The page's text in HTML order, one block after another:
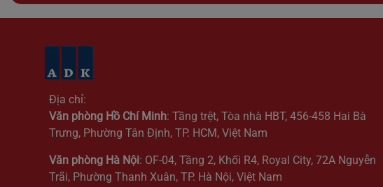
Địa chỉ:
Văn phòng Hồ Chí Minh: Tầng trệt, Tòa nhà HBT, 456-458 Hai Bà
Trưng, Phường Tân Định, TP. HCM, Việt Nam
Văn phòng Hà Nội: OF-04, Tầng 2, Khối R4, Royal City, 72A Nguyễn
Trãi, Phường Thanh Xuân, TP. Hà Nội, Việt Nam